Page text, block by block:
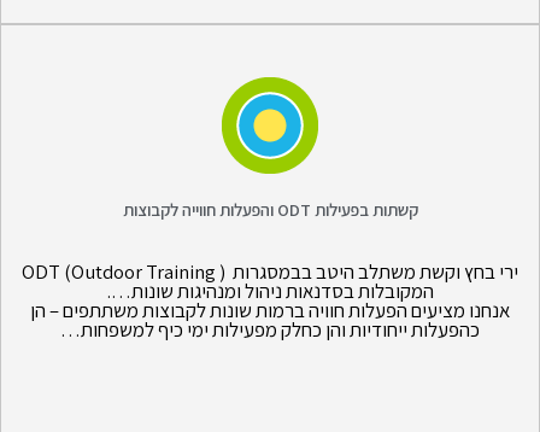
קשתות בפעילות ODT והפעלות חווייה לקבוצות
ירי בחץ וקשת משתלב היטב בבמסגרות ( ODT (Outdoor Training
המקובלות בסדנאות ניהול ומנהיגות שונות….
אנחנו מציעים הפעלות חוויה ברמות שונות לקבוצות משתתפים – הן
כהפעלות ייחודיות והן כחלק מפעילות ימי כיף למשפחות…